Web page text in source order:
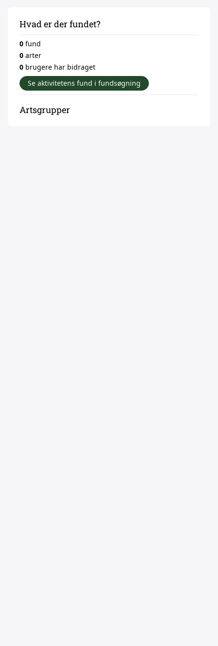
Hvad er der fundet?
0 fund
0 arter
0 brugere har bidraget
Se aktivitetens fund i fundsøgning
Artsgrupper